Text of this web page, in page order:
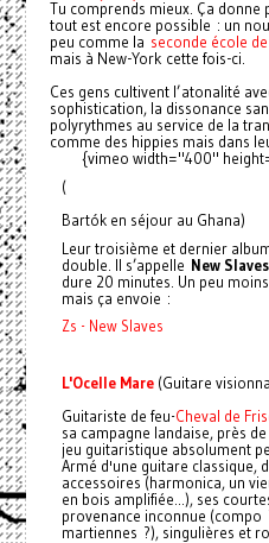
Tu comprends mieux. Ça donne
tout est encore possible : un
peu comme la seconde école
mais à New-York cette fois-ci.
Ces gens cultivent l’atonalité
sophistication, la dissonance
polyrythmes au service de la
comme des hippies mais dans
{vimeo width="400"
(
Bartók en séjour au Ghana)
Leur troisième et dernier
double. Il s’appelle New Slaves
dure 20 minutes. Un peu
mais ça envoie :
Zs - New Slaves
L'Ocelle Mare(Guitare
Guitariste de feu-Cheval de
sa campagne landaise, près
jeu guitaristique absolument
Armé d'une guitare classique,
accessoires (harmonica, un
en bois amplifiée...), ses
provenance inconnue
martiennes ?), singulières et